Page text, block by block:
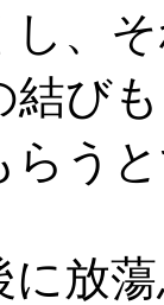
し、
結び
らう
放